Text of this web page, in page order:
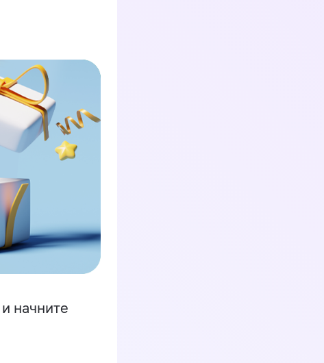
и начните